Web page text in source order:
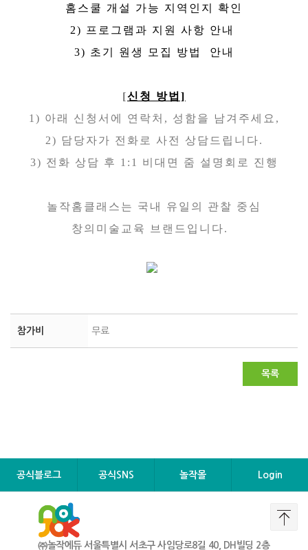
홈스쿨 개설 가능 지역인지 확인
2) 프로그램과 지원 사항 안내
3) 초기 원생 모집 방법 안내
[신청 방법]
1) 아래 신청서에 연락처, 성함을 남겨주세요,
2) 담당자가 전화로 사전 상담드립니다.
3) 전화 상담 후 1:1 비대면 줌 설명회로 진행
놀작홈클래스는 국내 유일의 관찰 중심
창의미술교육 브랜드입니다.
참가비 무료
목록
공식블로그 공식SNS 놀작몰 Login
㈜놀작에듀 서울특별시 서초구 사임당로8길 40, DH빌딩 2층